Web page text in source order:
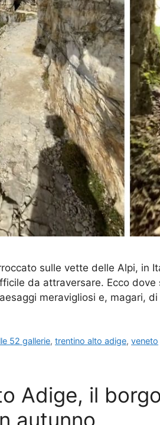
sulle vette delle Alpi, in
da attraversare. Ecco
meravigliosi e, magari,
52 gallerie,trentino alto adige,veneto
Adige, il
autunno